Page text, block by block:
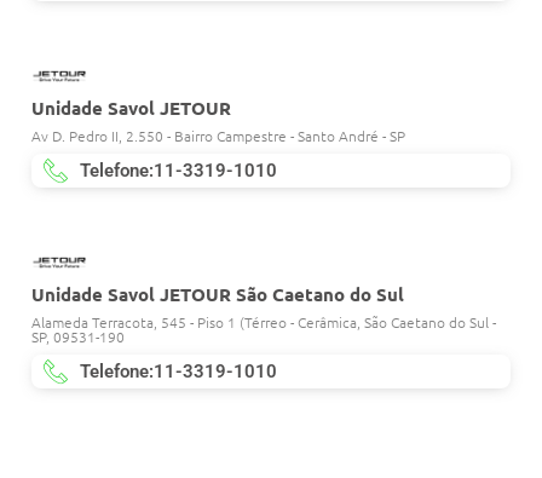
Unidade Savol JETOUR
Av D. Pedro II, 2.550 - Bairro Campestre - Santo André - SP
Telefone:11-3319-1010
Unidade Savol JETOUR São Caetano do Sul
Alameda Terracota, 545 - Piso 1 (Térreo - Cerâmica, São Caetano do Sul -
SP, 09531-190
Telefone:11-3319-1010